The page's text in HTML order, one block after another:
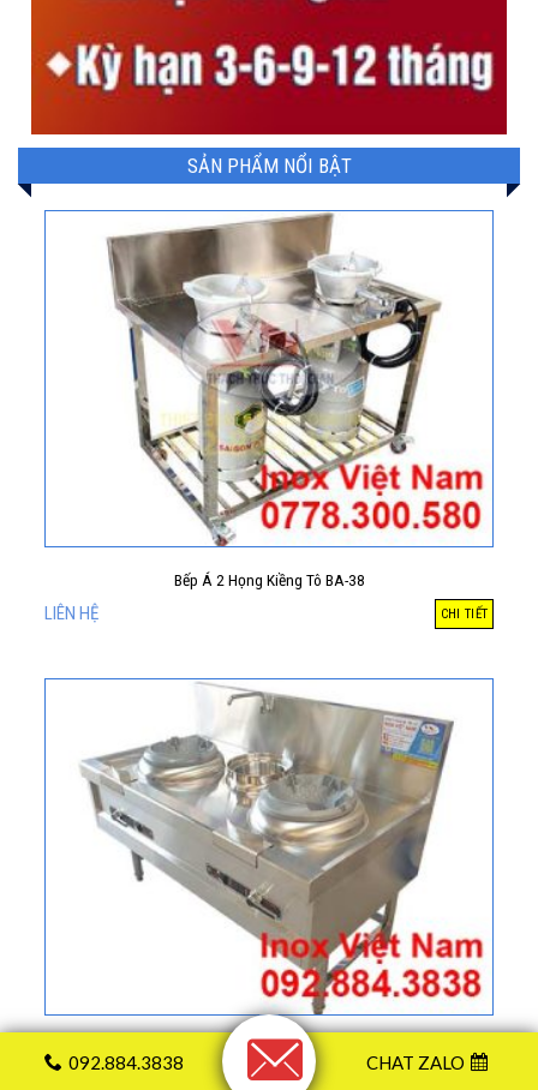
092.884.3838 CHAT ZALO
SẢN PHẨM NỔI BẬT
Bếp Á 2 Họng Kiềng Tô BA-38
LIÊN HỆ CHI TIẾT
Bếp Á Đôi 1 Bầu Nước Có Quạt Thổi BA-37